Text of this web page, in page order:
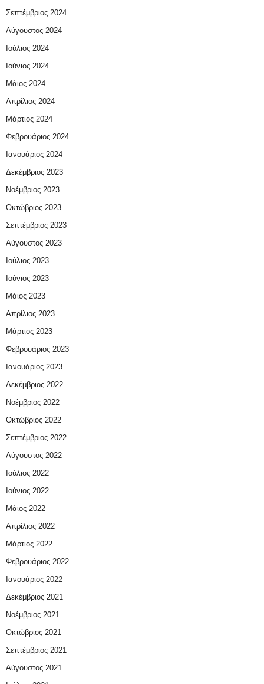
Σεπτέμβριος 2024
Αύγουστος 2024
Ιούλιος 2024
Ιούνιος 2024
Μάιος 2024
Απρίλιος 2024
Μάρτιος 2024
Φεβρουάριος 2024
Ιανουάριος 2024
Δεκέμβριος 2023
Νοέμβριος 2023
Οκτώβριος 2023
Σεπτέμβριος 2023
Αύγουστος 2023
Ιούλιος 2023
Ιούνιος 2023
Μάιος 2023
Απρίλιος 2023
Μάρτιος 2023
Φεβρουάριος 2023
Ιανουάριος 2023
Δεκέμβριος 2022
Νοέμβριος 2022
Οκτώβριος 2022
Σεπτέμβριος 2022
Αύγουστος 2022
Ιούλιος 2022
Ιούνιος 2022
Μάιος 2022
Απρίλιος 2022
Μάρτιος 2022
Φεβρουάριος 2022
Ιανουάριος 2022
Δεκέμβριος 2021
Νοέμβριος 2021
Οκτώβριος 2021
Σεπτέμβριος 2021
Αύγουστος 2021